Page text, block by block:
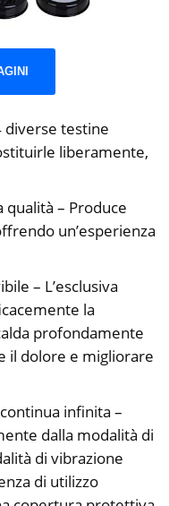
diverse testine
liberamente,
qualità – Produce
un’esperienza
– L’esclusiva
la
profondamente
il dolore e migliorare
infinita –
dalla modalità di
di vibrazione
di utilizzo